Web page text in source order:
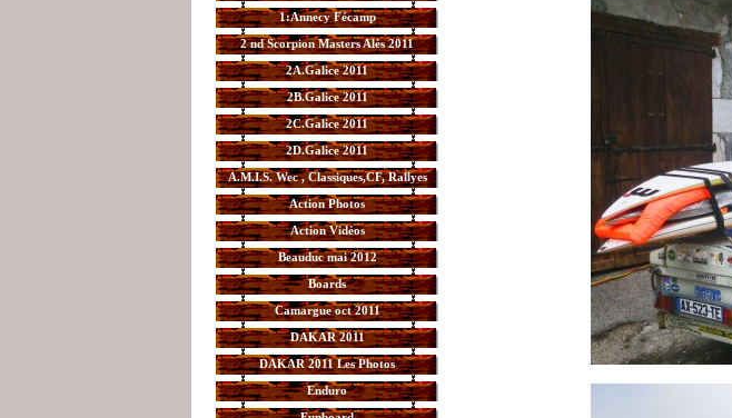
1:Annecy Fécamp
2 nd Scorpion Masters Alès 2011
2A.Galice 2011
2B.Galice 2011
2C.Galice 2011
2D.Galice 2011
A.M.I.S. Wec , Classiques,CF, Rallyes
Action Photos
Action Vidéos
Beauduc mai 2012
Boards
Camargue oct 2011
DAKAR 2011
DAKAR 2011 Les Photos
Enduro